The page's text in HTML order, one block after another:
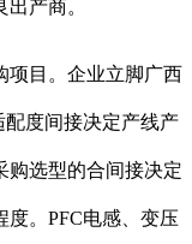
产商。
目。企业立脚广西
配度间接决定产线产
购选型的合间接决定
。PFC电感、变压